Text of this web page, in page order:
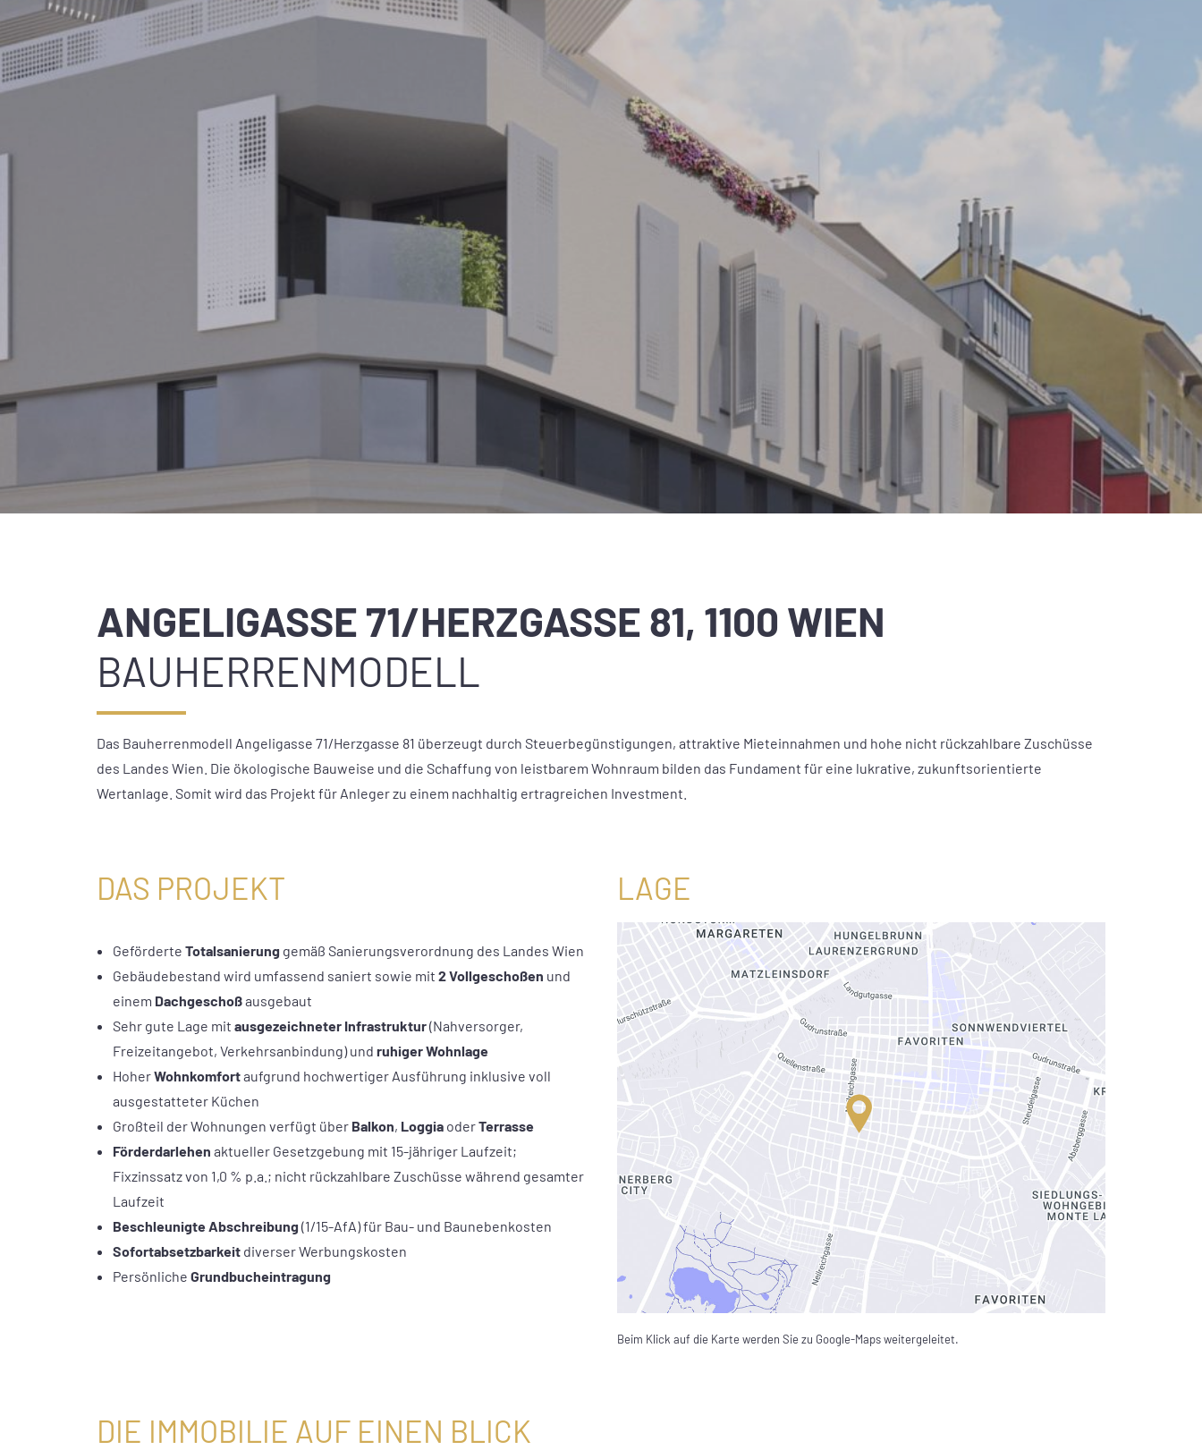
ANGELIGASSE 71/HERZGASSE 81, 1100 WIEN
BAUHERRENMODELL
Das Bauherrenmodell Angeligasse 71/Herzgasse 81 überzeugt durch Steuerbegünstigungen, attraktive Mieteinnahmen und hohe nicht rückzahlbare Zuschüsse
des Landes Wien. Die ökologische Bauweise und die Schaffung von leistbarem Wohnraum bilden das Fundament für eine lukrative, zukunftsorientierte
Wertanlage. Somit wird das Projekt für Anleger zu einem nachhaltig ertragreichen Investment.
DAS PROJEKT
Geförderte Totalsanierung gemäß Sanierungsverordnung des Landes Wien
Gebäudebestand wird umfassend saniert sowie mit 2 Vollgeschoßen und
einem Dachgeschoßausgebaut
Sehr gute Lage mit ausgezeichneter Infrastruktur(Nahversorger,
Freizeitangebot, Verkehrsanbindung) und ruhiger Wohnlage
HoherWohnkomfortaufgrund hochwertiger Ausführung inklusive voll
ausgestatteter Küchen
Großteil der Wohnungen verfügt über Balkon, Loggia oderTerrasse
Förderdarlehen aktueller Gesetzgebung mit 15-jähriger Laufzeit;
Fixzinssatz von 1,0 % p.a.; nicht rückzahlbare Zuschüsse während gesamter
Laufzeit
Beschleunigte Abschreibung (1/15-AfA) für Bau- und Baunebenkosten
Sofortabsetzbarkeit diverser Werbungskosten
Persönliche Grundbucheintragung
LAGE
Beim Klick auf die Karte werden Sie zu Google-Maps weitergeleitet.
DIE IMMOBILIE AUF EINEN BLICK